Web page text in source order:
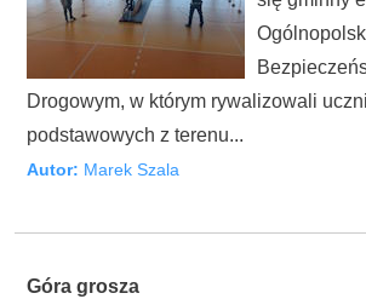
Drogowym, w którym rywalizowali
podstawowych z terenu...
Autor: Marek Szala
Góra grosza